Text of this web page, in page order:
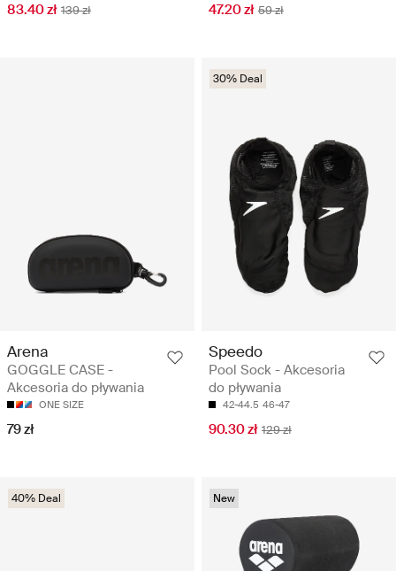
83.40 zł 139 zł 47.20 zł 59 zł
Arena
GOGGLE CASE -
Akcesoria do pływania
ONE SIZE
79 zł
30% Deal
Speedo
Pool Sock - Akcesoria
do pływania
42-44.5 46-47
90.30 zł 129 zł
40% Deal New